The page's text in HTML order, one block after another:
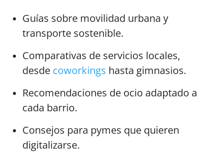
Guías sobre movilidad urbana y
transporte sostenible.
Comparativas de servicios locales,
desde coworkings hasta gimnasios.
Recomendaciones de ocio adaptado a
cada barrio.
Consejos para pymes que quieren
digitalizarse.